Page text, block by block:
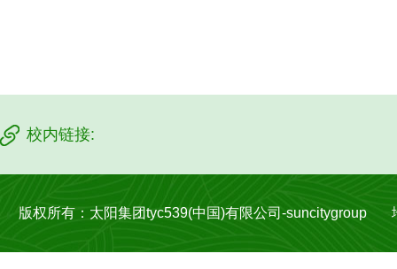
校内链接:
版权所有：太阳集团tyc539(中国)有限公司-